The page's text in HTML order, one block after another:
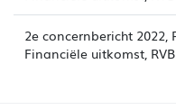
2e concernbericht 2022,
Financiële uitkomst,